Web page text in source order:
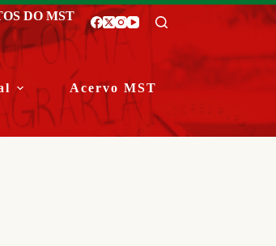
DO MST
Acervo MST